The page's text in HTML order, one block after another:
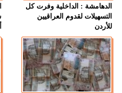
الدهامشة : الداخلية وفرت كل
التسهيلات لقدوم العراقيين
للأردن